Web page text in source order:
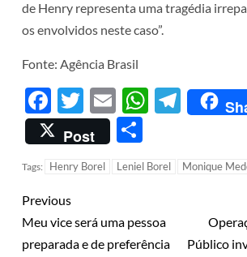
de Henry representa uma tragédia
os envolvidos neste caso”.
Fonte: Agência Brasil
Facebook
Twitter
Email
Post
Tags: Henry Borel Leniel Borel Monique
Previous
Meu vice será uma pessoa
preparada e de preferência
Público